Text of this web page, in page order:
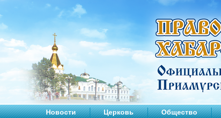
Новости Церковь Общество